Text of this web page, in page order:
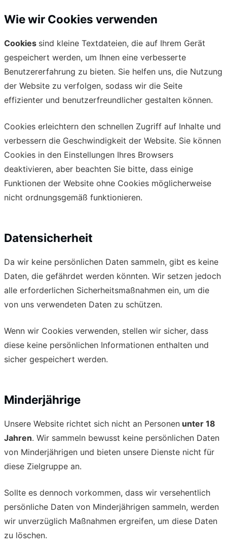
Wie wir Cookies verwenden
Cookies sind kleine Textdateien, die auf Ihrem Gerät
gespeichert werden, um Ihnen eine verbesserte
Benutzererfahrung zu bieten. Sie helfen uns, die Nutzung
der Website zu verfolgen, sodass wir die Seite
effizienter und benutzerfreundlicher gestalten können.
Cookies erleichtern den schnellen Zugriff auf Inhalte und
verbessern die Geschwindigkeit der Website. Sie können
Cookies in den Einstellungen Ihres Browsers
deaktivieren, aber beachten Sie bitte, dass einige
Funktionen der Website ohne Cookies möglicherweise
nicht ordnungsgemäß funktionieren.
Datensicherheit
Da wir keine persönlichen Daten sammeln, gibt es keine
Daten, die gefährdet werden könnten. Wir setzen jedoch
alle erforderlichen Sicherheitsmaßnahmen ein, um die
von uns verwendeten Daten zu schützen.
Wenn wir Cookies verwenden, stellen wir sicher, dass
diese keine persönlichen Informationen enthalten und
sicher gespeichert werden.
Minderjährige
Unsere Website richtet sich nicht an Personen unter 18
Jahren. Wir sammeln bewusst keine persönlichen Daten
von Minderjährigen und bieten unsere Dienste nicht für
diese Zielgruppe an.
Sollte es dennoch vorkommen, dass wir versehentlich
persönliche Daten von Minderjährigen sammeln, werden
wir unverzüglich Maßnahmen ergreifen, um diese Daten
zu löschen.